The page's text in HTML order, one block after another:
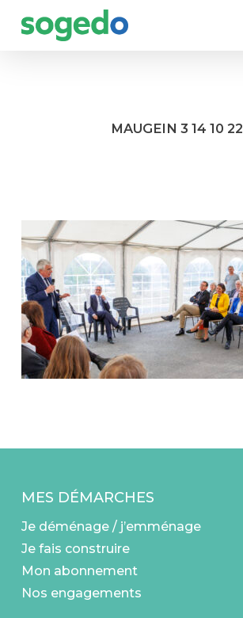
MAUGEIN 3 14 10 22
MES DÉMARCHES
Je déménage / j’emménage
Je fais construire
Mon abonnement
Nos engagements